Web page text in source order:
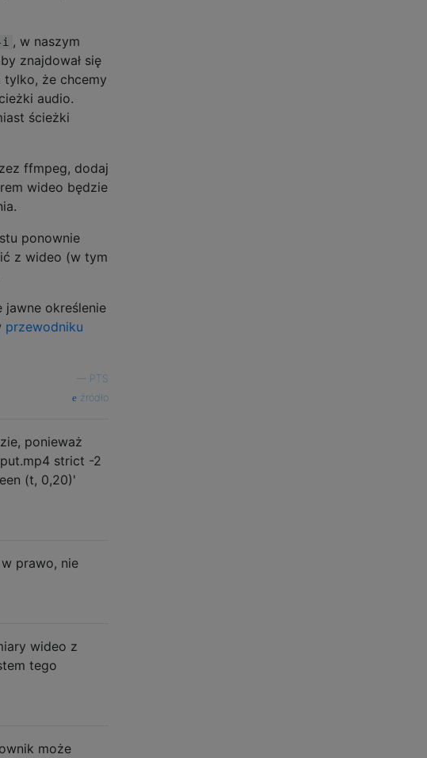
i
, w naszym
znajdował się
tylko, że chcemy
audio.
ścieżki
ffmpeg, dodaj
wideo będzie
ponownie
z wideo (w tym
jawne określenie
przewodniku
PTS
źródło
ponieważ
strict -2
(t, 0,20)'
prawo, nie
wideo z
tego
może